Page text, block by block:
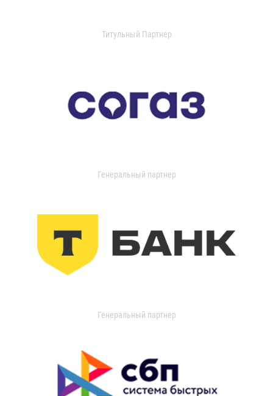
Титульный Партнер
Генеральный партнер
Генеральный партнер